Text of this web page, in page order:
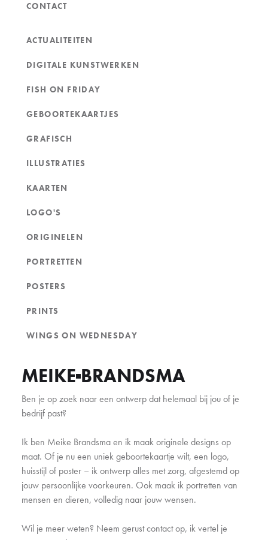
MEIKE BRANDSMA
Ben je op zoek naar een ontwerp dat helemaal bij jou of je
bedrijf past?
Ik ben Meike Brandsma en ik maak originele designs op
maat. Of je nu een uniek geboortekaartje wilt, een logo,
huisstijl of poster – ik ontwerp alles met zorg, afgestemd op
jouw persoonlijke voorkeuren. Ook maak ik portretten van
mensen en dieren, volledig naar jouw wensen.
Wil je meer weten? Neem gerust contact op, ik vertel je
CONTACT
ACTUALITEITEN
DIGITALE KUNSTWERKEN
FISH ON FRIDAY
GEBOORTEKAARTJES
GRAFISCH
ILLUSTRATIES
KAARTEN
LOGO'S
ORIGINELEN
PORTRETTEN
POSTERS
PRINTS
WINGS ON WEDNESDAY